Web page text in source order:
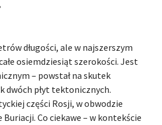
długości, ale w najszerszym
osiemdziesiąt szerokości. Jest
– powstał na skutek
dwóch płyt tektonicznych.
części Rosji, w obwodzie
Co ciekawe – w kontekście